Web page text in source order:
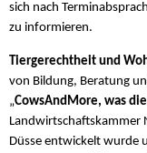
sich nach
zu informieren.
Tiergerechtheit und
von Bildung, Beratung
„CowsAndMore, was
Landwirtschaftskammer
Düsse entwickelt wurde